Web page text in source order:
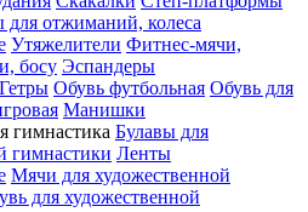
для отжиманий, колеса
Утяжелители Фитнес-мячи,
босу Эспандеры
Гетры Обувь футбольная Обувь для
Манишки
гимнастика Булавы для
гимнастики Ленты
Мячи для художественной
для художественной